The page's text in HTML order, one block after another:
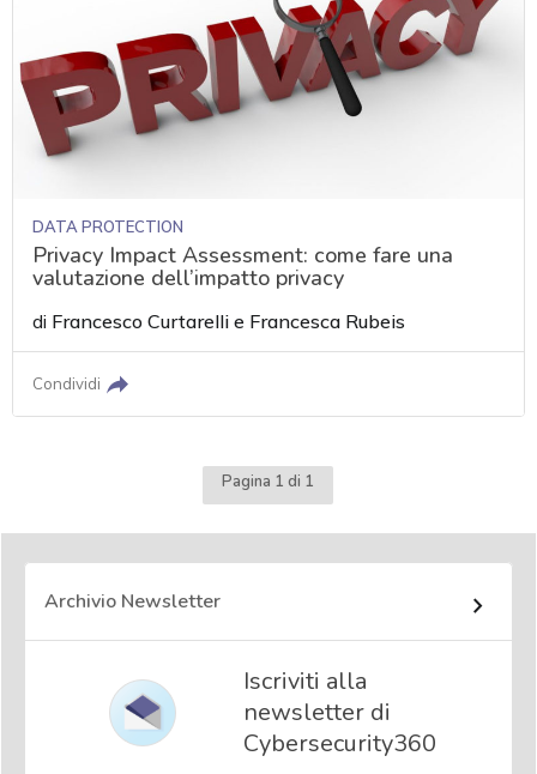
DATA PROTECTION
Privacy Impact Assessment: come fare una
valutazione dell’impatto privacy
di Francesco Curtarelli e Francesca Rubeis
Condividi
Pagina 1 di 1
Archivio Newsletter
Iscriviti alla
newsletter di
Cybersecurity360